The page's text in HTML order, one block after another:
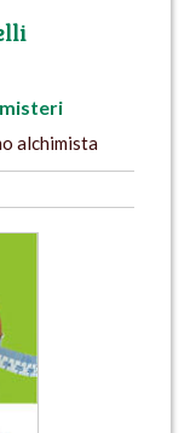
alchimista